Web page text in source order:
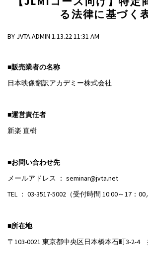
る法律に基づく
BY JVTA.ADMIN 1.13.22 11:31 AM
■販売業者の名称
日本映像翻訳アカデミー株式会社
■運営責任者
新楽 直樹
■お問い合わせ先
メールアドレス ： seminar@jvta.net
TEL ： 03-3517-5002（受付時間 10:00～17：
■所在地
〒103-0021 東京都中央区日本橋本石町3-2-4